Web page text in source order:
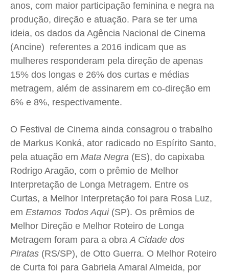
anos, com maior participação feminina e negra na
produção, direção e atuação. Para se ter uma
ideia, os dados da Agência Nacional de Cinema
(Ancine) referentes a 2016 indicam que as
mulheres responderam pela direção de apenas
15% dos longas e 26% dos curtas e médias
metragem, além de assinarem em co-direção em
6% e 8%, respectivamente.
O Festival de Cinema ainda consagrou o trabalho
de Markus Konká, ator radicado no Espírito Santo,
pela atuação em Mata Negra (ES), do capixaba
Rodrigo Aragão, com o prêmio de Melhor
Interpretação de Longa Metragem. Entre os
Curtas, a Melhor Interpretação foi para Rosa Luz,
em Estamos Todos Aqui(SP). Os prêmios de
Melhor Direção e Melhor Roteiro de Longa
Metragem foram para a obraA Cidade dos
Piratas (RS/SP), de Otto Guerra. O Melhor Roteiro
de Curta foi para Gabriela Amaral Almeida, por